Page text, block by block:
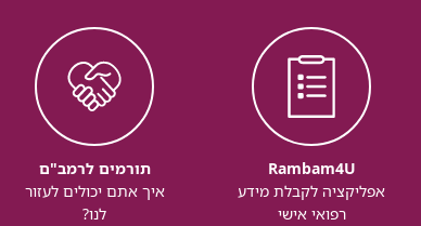
Rambam4U
אפליקציה לקבלת מידע
רפואי אישי
תורמים לרמב"ם
איך אתם יכולים לעזור
לנו?